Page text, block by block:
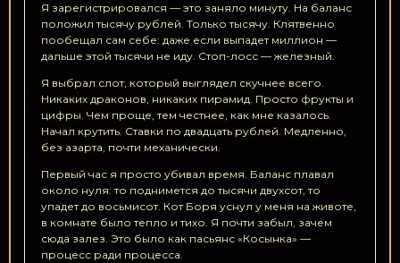
Я зарегистрировался — это заняло минуту. На баланс
положил тысячу рублей. Только тысячу. Клятвенно
пообещал сам себе: даже если выпадет миллион —
дальше этой тысячи не иду. Стоп-лосс — железный.
Я выбрал слот, который выглядел скучнее всего.
Никаких драконов, никаких пирамид. Просто фрукты и
цифры. Чем проще, тем честнее, как мне казалось.
Начал крутить. Ставки по двадцать рублей. Медленно,
без азарта, почти механически.
Первый час я просто убивал время. Баланс плавал
около нуля: то поднимется до тысячи двухсот, то
упадет до восьмисот. Кот Боря уснул у меня на животе,
в комнате было тепло и тихо. Я почти забыл, зачем
сюда залез. Это было как пасьянс «Косынка» —
процесс ради процесса.